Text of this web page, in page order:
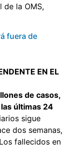
de la OMS,
fuera de
EN EL
de casos,
últimas 24
sigue
dos semanas,
fallecidos en